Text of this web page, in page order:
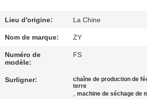
DE
QUALITÉ
NOUS
Lieu d'origine: La Chine
Nom de marque: ZY
Numéro de
modèle:
FS
Surligner:
chaîne de production de
terre
,machine de séchage de